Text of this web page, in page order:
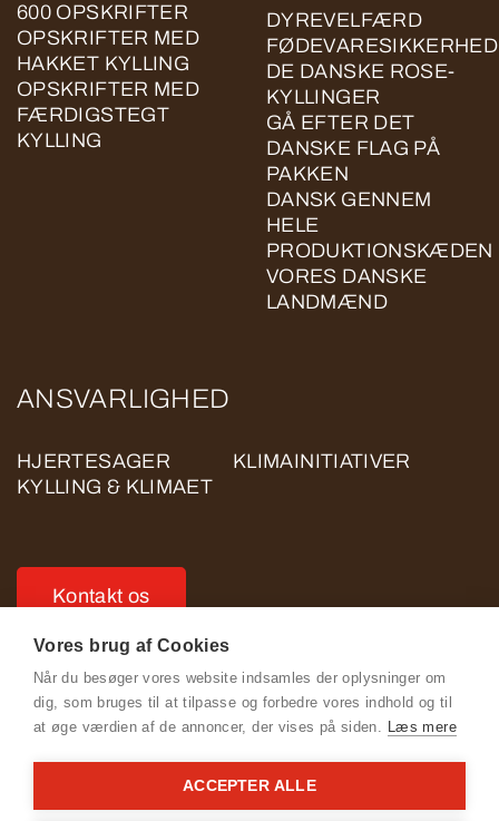
600 OPSKRIFTER
OPSKRIFTER MED
HAKKET KYLLING
OPSKRIFTER MED
FÆRDIGSTEGT
KYLLING
DYREVELFÆRD
FØDEVARESIKKERHED
DE DANSKE ROSE-
KYLLINGER
GÅ EFTER DET
DANSKE FLAG PÅ
PAKKEN
DANSK GENNEM
HELE
PRODUKTIONSKÆDEN
VORES DANSKE
LANDMÆND
ANSVARLIGHED
HJERTESAGER
KLIMAINITIATIVER
KYLLING & KLIMAET
Kontakt os
Cookie- og privatlivspolitik for ROSE POULTRY
Vores brug af Cookies
Når du besøger vores website indsamles der oplysninger om
dig, som bruges til at tilpasse og forbedre vores indhold og til
at øge værdien af de annoncer, der vises på siden. Læs mere
ACCEPTER ALLE